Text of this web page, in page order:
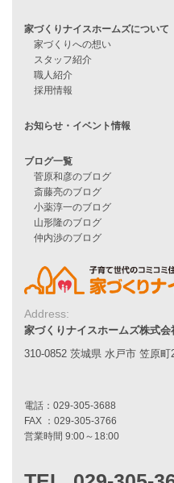
他社で無理だと言われた方へ
住宅ローンのよくある質問
月収25万円で家を建てる方法
自由設計注文住宅
Smart2030
Sシリーズ
シンプルな平屋
家づくりナイスホームズの家
耐震性能
家づくりの流れ
7つのポイント
アフターメンテナンス
二世帯住宅をお考えの方へ
施工事例一覧
Address:
家づくりナイスホームズ株式会
310-0852 茨城県 水戸市 笠原